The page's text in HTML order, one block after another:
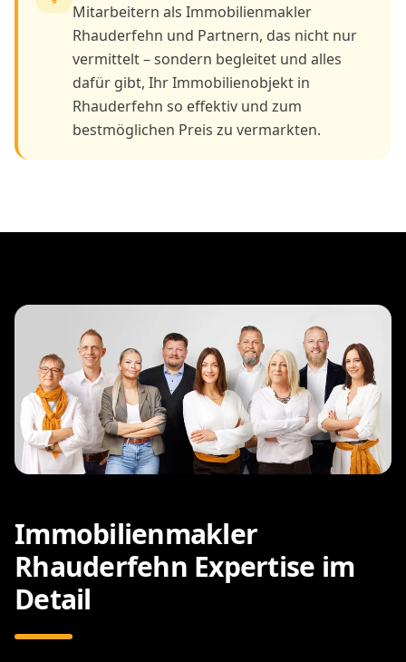
Mitarbeitern als Immobilienmakler
Rhauderfehn und Partnern, das nicht nur
vermittelt – sondern begleitet und alles
dafür gibt, Ihr Immobilienobjekt in
Rhauderfehn so effektiv und zum
bestmöglichen Preis zu vermarkten.
Immobilienmakler
Rhauderfehn Expertise im
Detail